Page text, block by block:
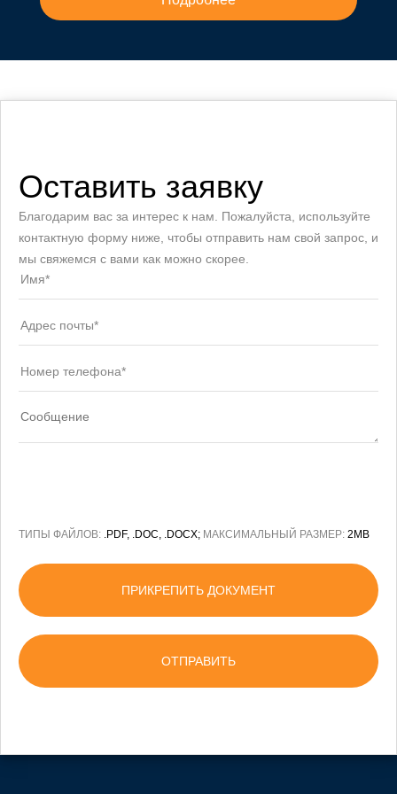
Оставить заявку
Благодарим вас за интерес к нам. Пожалуйста, используйте
контактную форму ниже, чтобы отправить нам свой запрос, и
мы свяжемся с вами как можно скорее.
ТИПЫ ФАЙЛОВ: .PDF, .DOC, .DOCX; МАКСИМАЛЬНЫЙ РАЗМЕР: 2MB
ПРИКРЕПИТЬ ДОКУМЕНТ